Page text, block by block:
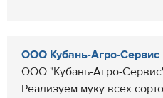
ООО Кубань-Агро-Сервис
ООО "Кубань-Агро-
Реализуем муку всех